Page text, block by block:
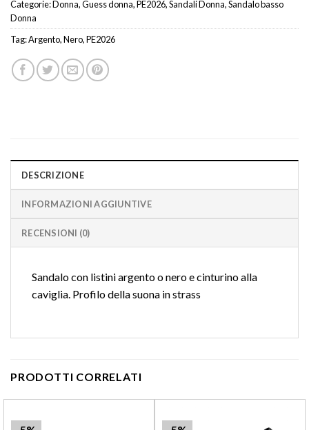
Categorie:Donna,Guess donna,PE2026,Sandali Donna,Sandalo basso
Donna
Tag:Argento,Nero,PE2026
DESCRIZIONE
INFORMAZIONI AGGIUNTIVE
RECENSIONI (0)
Sandalo con listini argento o nero e cinturino alla
caviglia. Profilo della suona in strass
PRODOTTI CORRELATI